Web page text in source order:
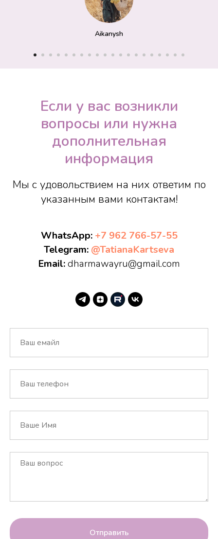
Aikanysh
Если у вас возникли
вопросы или нужна
дополнительная
информация
Мы с удовольствием на них ответим по
указанным вами контактам!
WhatsApp: +7 962 766-57-55
Telegram: @TatianaKartseva
Email:dharmawayru@gmail.com
Отправить